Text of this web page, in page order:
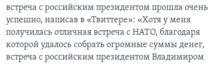
встреча с российским президентом прошла очень
успешно, написав в «Твиттере»: «Хотя у меня
получилась отличная встреча с НАТО, благодаря
которой удалось собрать огромные суммы денег,
встреча с российским президентом Владимиром